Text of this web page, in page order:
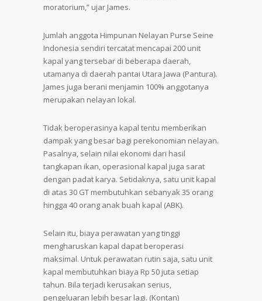
moratorium,” ujar James.
Jumlah anggota Himpunan Nelayan Purse Seine
Indonesia sendiri tercatat mencapai 200 unit
kapal yang tersebar di beberapa daerah,
utamanya di daerah pantai Utara Jawa (Pantura).
James juga berani menjamin 100% anggotanya
merupakan nelayan lokal.
Tidak beroperasinya kapal tentu memberikan
dampak yang besar bagi perekonomian nelayan.
Pasalnya, selain nilai ekonomi dari hasil
tangkapan ikan, operasional kapal juga sarat
dengan padat karya. Setidaknya, satu unit kapal
di atas 30 GT membutuhkan sebanyak 35 orang
hingga 40 orang anak buah kapal (ABK).
Selain itu, biaya perawatan yang tinggi
mengharuskan kapal dapat beroperasi
maksimal. Untuk perawatan rutin saja, satu unit
kapal membutuhkan biaya Rp 50 juta setiap
tahun. Bila terjadi kerusakan serius,
pengeluaran lebih besar lagi. (Kontan)